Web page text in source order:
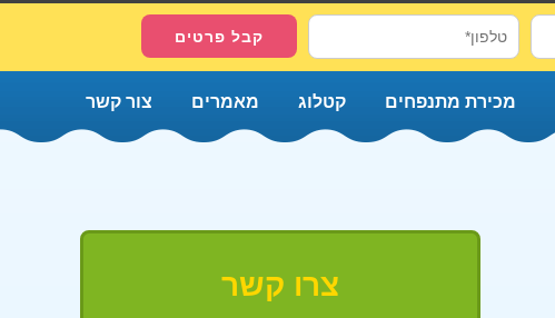
מכירת מתנפחים קטלוג מאמרים צור קשר
צרו קשר